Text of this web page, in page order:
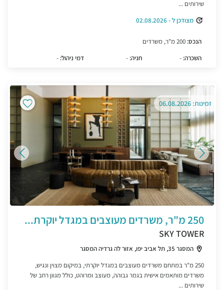
שירותים ...
מצודכן ל - 02.08.2026
הנכס:
השכרה: - חניה: - דמי ניהול: -
זמינות: 06.08.2026
250 מ"ר, משרדים מעוצבים במגדל יוקרת...
SKY TOWER
המסגר 35, תל אביב יפו, אזור לה גרדיה המסגר
250 מ"ר במתחם משרדים מעוצבים במגדל יוקרתי, במיקום מצוין ונגיש,
משרדים מותאמים אישית בגמר גבוהה, מעוצב ומרוהט, כולל מגוון רחב של
שירותים ...